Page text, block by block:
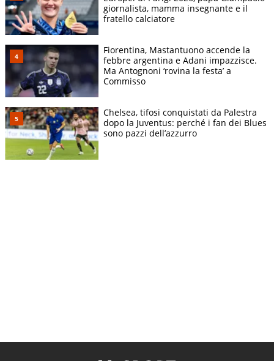
giornalista, mamma insegnante e il
fratello calciatore
Fiorentina, Mastantuono accende la
febbre argentina e Adani impazzisce.
Ma Antognoni ‘rovina la festa’ a
Commisso
Chelsea, tifosi conquistati da Palestra
dopo la Juventus: perché i fan dei Blues
sono pazzi dell’azzurro